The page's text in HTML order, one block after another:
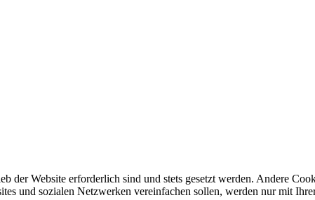
der Website erforderlich sind und stets gesetzt werden. Andere
und sozialen Netzwerken vereinfachen sollen, werden nur mit